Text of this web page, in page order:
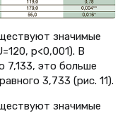
значимые
p<0,001). В
7,133, это больше
3,733 (рис. 11).
значимые